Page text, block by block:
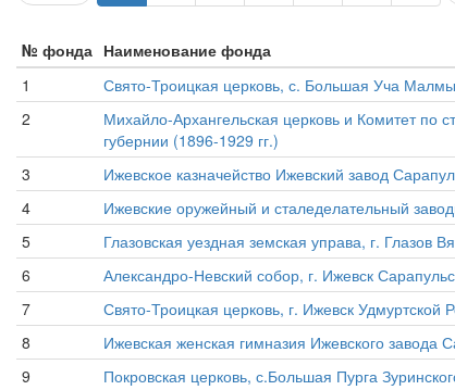
№ фонда Наименование фонда
1
Свято-Троицкая церковь, с. Большая Уча
2
Михайло-Архангельская церковь и Комитет по
губернии (1896-1929 гг.)
3 Ижевское казначейство Ижевский завод
4
Ижевские оружейный и сталеделательный
5
Глазовская уездная земская управа, г. Глазов
6
Александро-Невский собор, г. Ижевск
7
Свято-Троицкая церковь, г. Ижевск Удмуртской
8
Ижевская женская гимназия Ижевского завода
9
Покровская церковь, с.Большая Пурга